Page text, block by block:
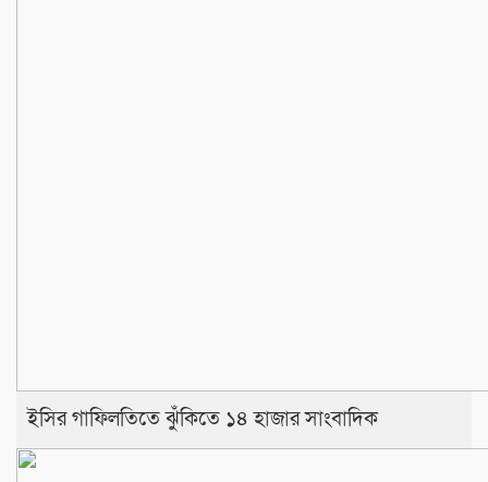
ইসির গাফিলতিতে ঝুঁকিতে ১৪ হাজার সাংবাদিক